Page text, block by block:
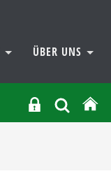
ÜBER UNS